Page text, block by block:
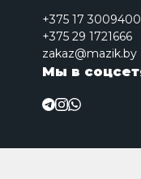
+375 17 3009400
+375 29 1721666
zakaz@mazik.by
Мы в